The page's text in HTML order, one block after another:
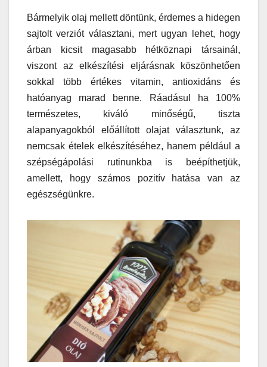
Bármelyik olaj mellett döntünk, érdemes a hidegen
sajtolt verziót választani, mert ugyan lehet, hogy
árban kicsit magasabb hétköznapi társainál,
viszont az elkészítési eljárásnak köszönhetően
sokkal több értékes vitamin, antioxidáns és
hatóanyag marad benne. Ráadásul ha 100%
természetes, kiváló minőségű, tiszta
alapanyagokból előállított olajat választunk, az
nemcsak ételek elkészítéséhez, hanem például a
szépségápolási rutinunkba is beépíthetjük,
amellett, hogy számos pozitív hatása van az
egészségünkre.